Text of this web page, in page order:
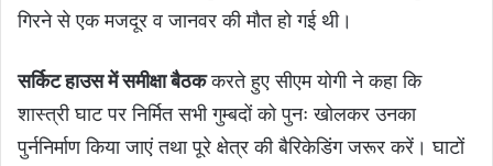
गिरने से एक मजदूर व जानवर की मौत हो गई थी।
सर्किट हाउस में समीक्षा बैठककरते हुए सीएम योगी ने कहा कि
शास्त्री घाट पर निर्मित सभी गुम्बदों को पुनः खोलकर उनका
पुर्ननिर्माण किया जाएं तथा पूरे क्षेत्र की बैरिकेडिंग जरूर करें। घाटों